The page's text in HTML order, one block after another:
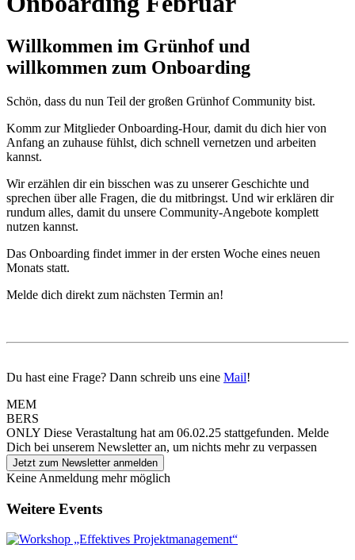
Willkommen im Grünhof und
willkommen zum Onboarding
Schön, dass du nun Teil der großen Grünhof Community bist.
Komm zur Mitglieder Onboarding-Hour, damit du dich hier von
Anfang an zuhause fühlst, dich schnell vernetzen und arbeiten
kannst.
Wir erzählen dir ein bisschen was zu unserer Geschichte und
sprechen über alle Fragen, die du mitbringst. Und wir erklären dir
rundum alles, damit du unsere Community-Angebote komplett
nutzen kannst.
Das Onboarding findet immer in der ersten Woche eines neuen
Monats statt.
Melde dich direkt zum nächsten Termin an!
Du hast eine Frage? Dann schreib uns eine Mail!
MEM
BERS
ONLY Diese Verastaltung hat am 06.02.25 stattgefunden. Melde
Dich bei unserem Newsletter an, um nichts mehr zu verpassen
Jetzt zum Newsletter anmelden
Keine Anmeldung mehr möglich
Weitere Events